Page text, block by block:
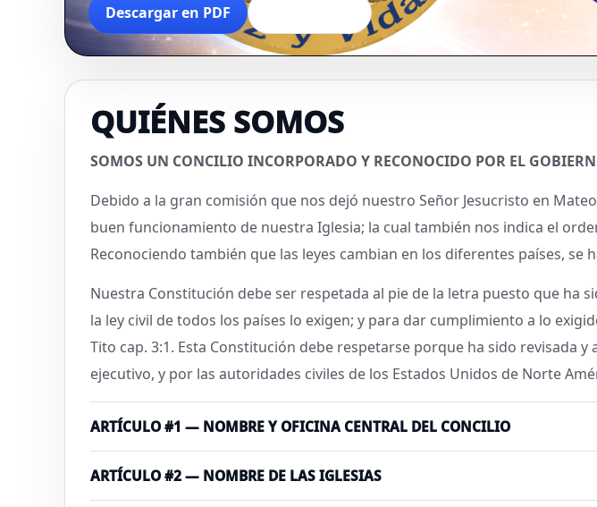
Descargar en PDF
QUIÉNES SOMOS
SOMOS UN CONCILIO INCORPORADO Y RECONOCIDO POR EL
Debido a la gran comisión que nos dejó nuestro Señor Jesucristo en
buen funcionamiento de nuestra Iglesia; la cual también nos indica el
Reconociendo también que las leyes cambian en los diferentes países,
Nuestra Constitución debe ser respetada al pie de la letra puesto que ha
la ley civil de todos los países lo exigen; y para dar cumplimiento a lo
Tito cap. 3:1. Esta Constitución debe respetarse porque ha sido
ejecutivo, y por las autoridades civiles de los Estados Unidos de Norte
ARTÍCULO #1 — NOMBRE Y OFICINA CENTRAL DEL CONCILIO
ARTÍCULO #2 — NOMBRE DE LAS IGLESIAS